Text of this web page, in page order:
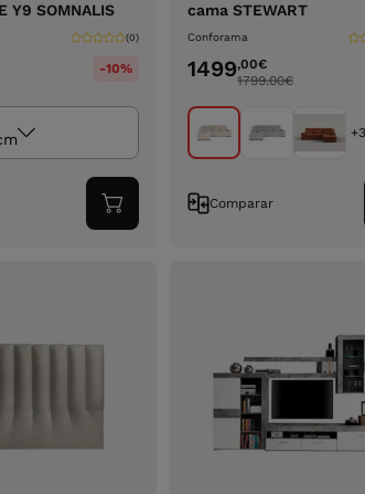
Y9 SOMNALIS
(0)
-10%
Adicionar
ao
cama STEWART
Conforama
1499,00€
1799.00€
+3
Comparar